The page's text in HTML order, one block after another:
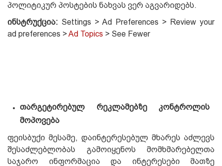
პოლიტიკურ პოსტების ნახვას ვერ აგვარიდებს.
ინსტრუქცია: Settings > Ad Preferences > Review your
ad preferences >Ad Topics > See Fewer
თარგეტირებულ რეკლამებზე კონტროლის
მოპოვება
ფეისბუქი მესამე, დაინტერესებულ მხარეს აძლევს
შესაძლებლობას გამოიყენოს მომხმარებელთა
საჯარო ინფორმაცია და ინტერესები მათზე